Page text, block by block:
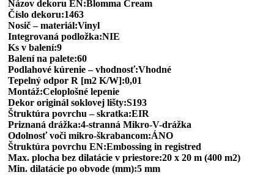
Názov dekoru EN:Blomma Cream
Číslo dekoru:1463
Nosič – materiál:Vinyl
Integrovaná podložka:NIE
Ks v balení:9
Balení na palete:60
Podlahové kúrenie – vhodnosť:Vhodné
Tepelný odpor R [m2 K/W]:0,01
Montáž:Celoplošné lepenie
Dekor originál soklovej lišty:S193
Štruktúra povrchu – skratka:EIR
Priznaná drážka:4-stranná Mikro-V-drážka
Odolnosť voči mikro-škrabancom:ÁNO
Štruktúra povrchu EN:Embossing in registred
Max. plocha bez dilatácie v priestore:20 x 20 m (400 m2)
Min. dilatácie po obvode (mm):5 mm